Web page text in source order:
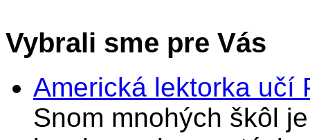
Vybrali sme pre Vás
Americká lektorka učí
Snom mnohých škôl